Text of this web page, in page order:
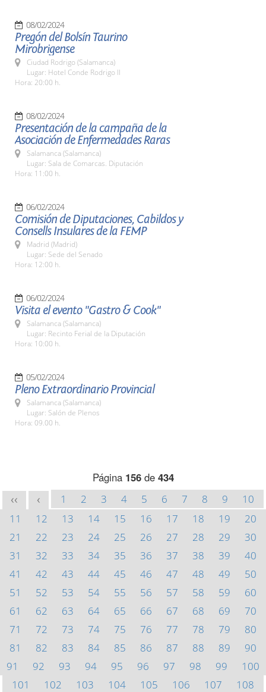
08/02/2024
Pregón del Bolsín Taurino
Mirobrigense
Ciudad Rodrigo (Salamanca)
Lugar: Hotel Conde Rodrigo II
Hora: 20:00 h.
08/02/2024
Presentación de la campaña de la
Asociación de Enfermedades Raras
Salamanca (Salamanca)
Lugar: Sala de Comarcas. Diputación
Hora: 11:00 h.
06/02/2024
Comisión de Diputaciones, Cabildos y
Consells Insulares de la FEMP
Madrid (Madrid)
Lugar: Sede del Senado
Hora: 12:00 h.
06/02/2024
Visita el evento "Gastro & Cook"
Salamanca (Salamanca)
Lugar: Recinto Ferial de la Diputación
Hora: 10:00 h.
05/02/2024
Pleno Extraordinario Provincial
Salamanca (Salamanca)
Lugar: Salón de Plenos
Hora: 09.00 h.
Página 156de 434
<< < 1 2 3 4 5 6 7 8 9
10
11
12 13 14 15 16 17 18 19
20
21
22 23 24 25 26 27 28 29
30
31
32 33 34 35 36 37 38 39
40
41
42 43 44 45 46 47 48 49
50
51
52 53 54 55 56 57 58 59
60
61
62 63 64 65 66 67 68 69
70
71
72 73 74 75 76 77 78 79
80
81
82 83 84 85 86 87 88 89
90
91
92 93 94 95 96 97 98 99
100
101
102 103 104 105 106 107
108